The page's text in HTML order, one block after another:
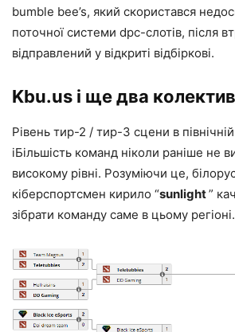
bumble bee’s, який скористався
поточної системи dpc-слотів, після
відправлений у відкриті відбіркові.
Kbu.us і ще два
Рівень тир-2 / тир-3 сцени в
іБільшість команд ніколи раніше не
високому рівні. Розуміючи це,
кіберспортсмен кирило “sunlight”
зібрати команду саме в цьому регіоні.